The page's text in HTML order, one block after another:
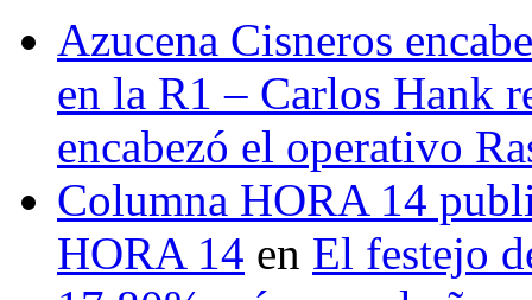
Azucena Cisneros
en la R1 – Carlos Hank
encabezó el operativo
Columna HORA 14
HORA 14 en El festejo